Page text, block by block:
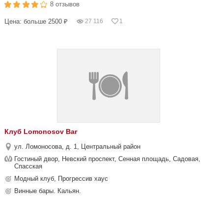
8 отзывов
Цена: больше 2500 ₽ 27 116 1
Клуб Lomonosov Bar
ул. Ломоносова, д. 1, Центральный район
Гостиный двор, Невский проспект, Сенная площадь, Садовая,
Спасская
Модный клуб, Прогрессив хаус
Винные бары. Кальян.